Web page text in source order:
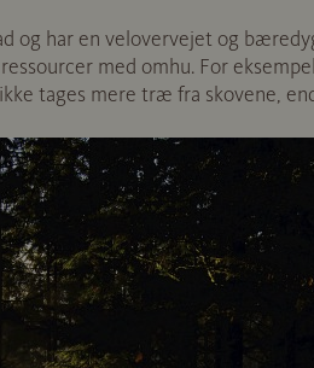
og har en velovervejet og
med omhu. For
tages mere træ fra skovene,